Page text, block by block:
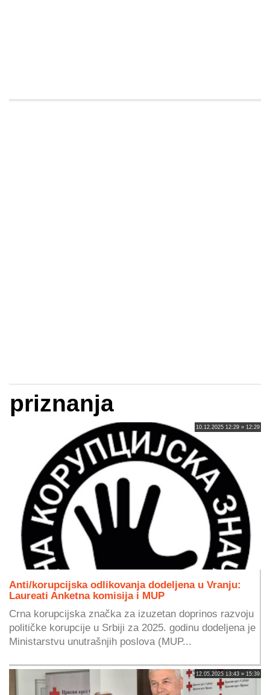
priznanja
10.12.2025 12:29 » 12:29
Anti/korupcijska odlikovanja dodeljena u Vranju:
Laureati Anketna komisija i MUP
Crna korupcijska značka za izuzetan doprinos razvoju
političke korupcije u Srbiji za 2025. godinu dodeljena je
Ministarstvu unutrašnjih poslova (MUP...
12.05.2025 13:43 » 15:39